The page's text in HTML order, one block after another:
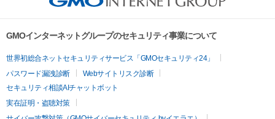
GMOインターネットグループのセキュリティ事業について
世界初総合ネットセキュリティサービス「GMOセキュリティ24」
パスワード漏洩診断
Webサイトリスク診断
セキュリティ相談AIチャットボット
実在証明・盗聴対策